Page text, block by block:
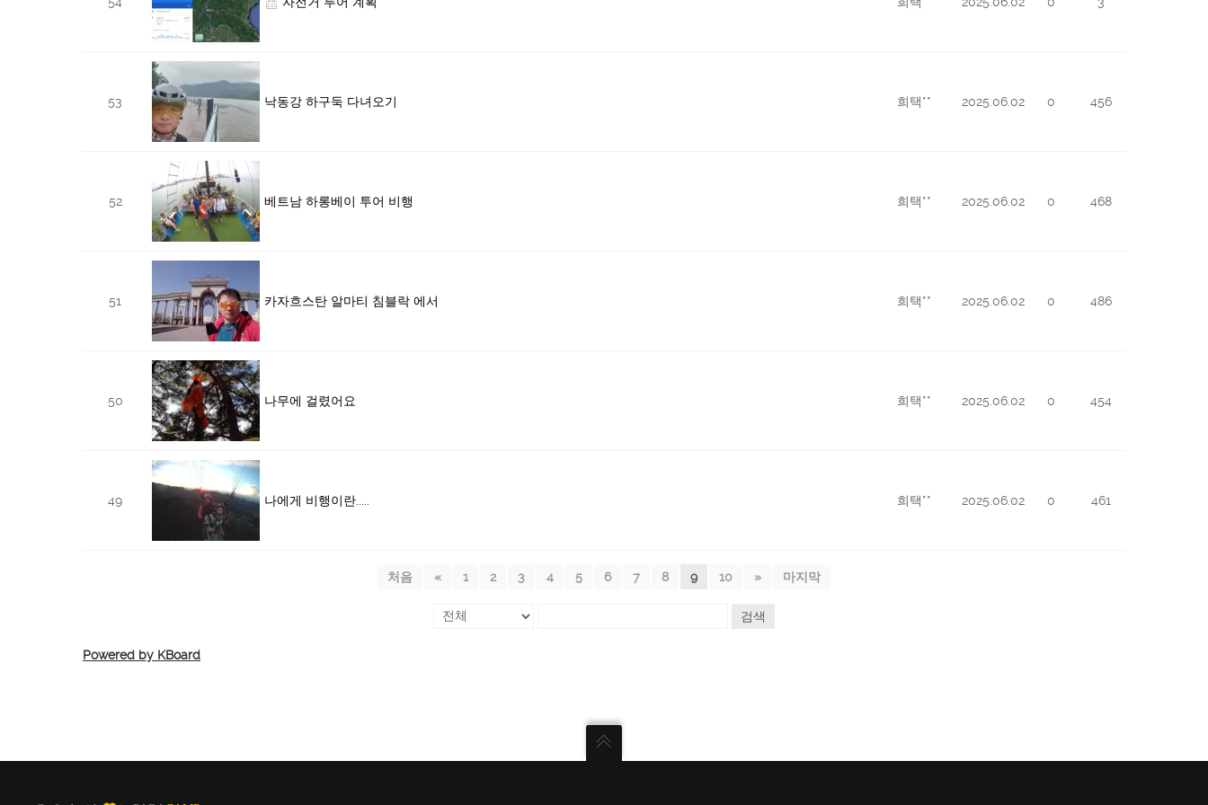
53 낙동강 하구둑 다녀오기 희택** 2025.06.02 0 456
52 베트남 하롱베이 투어 비행 희택** 2025.06.02 0 468
51 카자흐스탄 알마티 침블락 에서 희택** 2025.06.02 0 486
50 나무에 걸렸어요 희택** 2025.06.02 0 454
49 나에게 비행이란..... 희택** 2025.06.02 0 461
처음 « 1 2 3 4 5 6 7 8 9 10 » 마지막
검색
Powered by KBoard